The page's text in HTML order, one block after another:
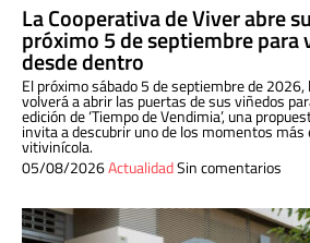
La Cooperativa de Viver abre
próximo 5 de septiembre
desde dentro
El próximo sábado 5 de septiembre de
volverá a abrir las puertas de sus viñedos
edición de ‘Tiempo de Vendimia’, una
invita a descubrir uno de los momentos más
vitivinícola.
05/08/2026ActualidadSin comentarios